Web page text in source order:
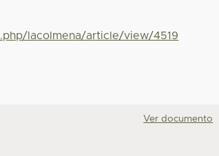
lacolmena/article/view/4519
Ver documento